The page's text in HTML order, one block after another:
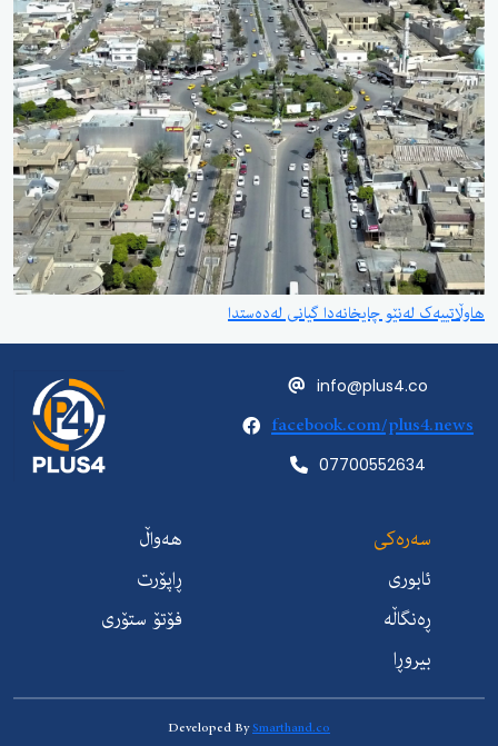
هاوڵاتییەک لەنێو چایخانەدا گیانی لەدەستدا
info@plus4.co
facebook.com/plus4.news
07700552634
سەرەکی
هەواڵ
ئابوری
ڕاپۆرت
ڕەنگاڵە
فۆتۆ ستۆری
بیروڕا
Developed BySmarthand.co